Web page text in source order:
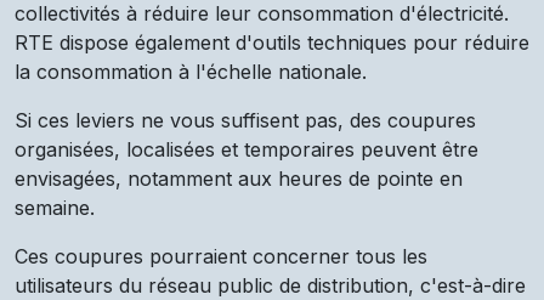
collectivités à réduire leur consommation d'électricité.
RTE dispose également d'outils techniques pour réduire
la consommation à l'échelle nationale.
Si ces leviers ne vous suffisent pas, des coupures
organisées, localisées et temporaires peuvent être
envisagées, notamment aux heures de pointe en
semaine.
Ces coupures pourraient concerner tous les
utilisateurs du réseau public de distribution, c'est-à-dire